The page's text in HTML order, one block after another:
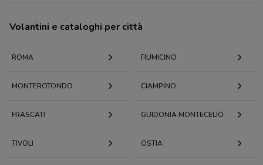
Volantini e cataloghi per città
ROMA FIUMICINO
MONTEROTONDO CIAMPINO
FRASCATI GUIDONIA MONTECELIO
TIVOLI OSTIA